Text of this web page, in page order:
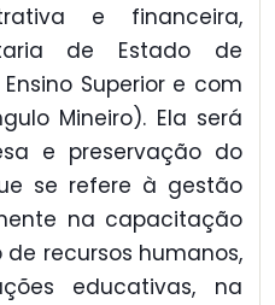
e financeira,
de Estado de
Superior e com
Mineiro). Ela será
e preservação do
se refere à gestão
na capacitação
recursos humanos,
educativas, na